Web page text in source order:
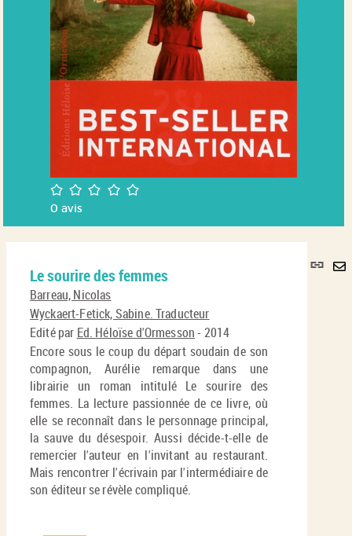
/5
0avis
Lien
Le sourire des femmes
Barreau, Nicolas
Wyckaert-Fetick, Sabine. Traducteur
Edité par Ed. Héloïse d'Ormesson- 2014
Encore sous le coup du départ soudain de son
compagnon, Aurélie remarque dans une
librairie un roman intitulé Le sourire des
femmes. La lecture passionnée de ce livre, où
elle se reconnaît dans le personnage principal,
la sauve du désespoir. Aussi décide-t-elle de
remercier l'auteur en l'invitant au restaurant.
Mais rencontrer l'écrivain par l'intermédiaire de
son éditeur se révèle compliqué.